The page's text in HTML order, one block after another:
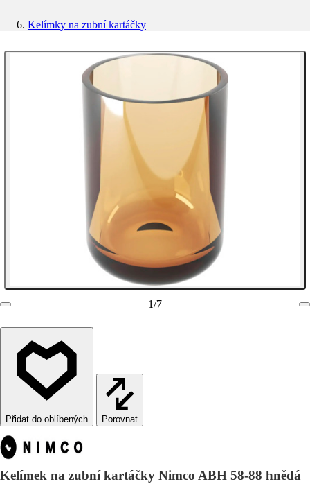
Kelímky na zubní kartáčky
1/7
Porovnat
Kelímek na zubní kartáčky Nimco ABH 58-88 hnědá